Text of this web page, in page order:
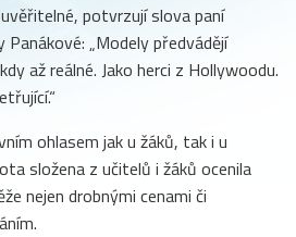
potvrzují slova paní
„Modely předvádějí
až reálné. Jako herci z Hollywoodu.
ohlasem jak u žáků, tak i u
složena z učitelů i žáků ocenila
nejen drobnými cenami či